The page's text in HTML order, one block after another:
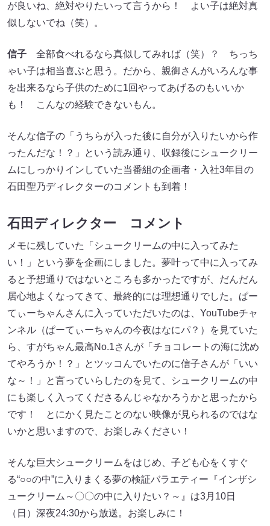
が良いね、絶対やりたいって言うから！ よい子は絶対真
似しないでね（笑）。
信子 全部食べれるなら真似してみれば（笑）？ ちっち
ゃい子は相当喜ぶと思う。だから、親御さんがいろんな事
を出来るなら子供のために1回やってあげるのもいいか
も！ こんなの経験できないもん。
そんな信子の「うちらが入った後に自分が入りたいから作
ったんだな！？」という読み通り、収録後にシュークリー
ムにしっかりインしていた当番組の企画者・入社3年目の
石田聖乃ディレクターのコメントも到着！
石田ディレクター コメント
メモに残していた「シュークリームの中に入ってみた
い！」という夢を企画にしました。夢叶って中に入ってみ
ると予想通りではないところも多かったですが、だんだん
居心地よくなってきて、最終的には理想通りでした。ぱー
てぃーちゃんさんに入っていただいたのは、YouTubeチャ
ンネル（ぱーてぃーちゃんの今夜はなにパ？）を見ていた
ら、すがちゃん最高No.1さんが「チョコレートの海に沈め
てやろうか！？」とツッコんでいたのに信子さんが「いい
な～！」と言っていらしたのを見て、シュークリームの中
にも楽しく入ってくださるんじゃなかろうかと思ったから
です！ とにかく見たことのない映像が見られるのではな
いかと思いますので、お楽しみください！
そんな巨大シュークリームをはじめ、子ども心をくすぐ
る“○○の中”に入りまくる夢の検証バラエティー『インザシ
ュークリーム～〇〇の中に入りたい？～』は3月10日
（日）深夜24:30から放送。お楽しみに！